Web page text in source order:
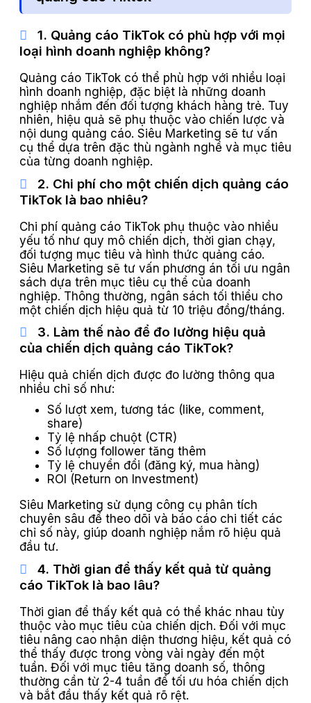
1. Quảng cáo TikTok có phù hợp với mọi
loại hình doanh nghiệp không?
Quảng cáo TikTok có thể phù hợp với nhiều loại
hình doanh nghiệp, đặc biệt là những doanh
nghiệp nhắm đến đối tượng khách hàng trẻ. Tuy
nhiên, hiệu quả sẽ phụ thuộc vào chiến lược và
nội dung quảng cáo. Siêu Marketing sẽ tư vấn
cụ thể dựa trên đặc thù ngành nghề và mục tiêu
của từng doanh nghiệp.
2. Chi phí cho một chiến dịch quảng cáo
TikTok là bao nhiêu?
Chi phí quảng cáo TikTok phụ thuộc vào nhiều
yếu tố như quy mô chiến dịch, thời gian chạy,
đối tượng mục tiêu và hình thức quảng cáo.
Siêu Marketing sẽ tư vấn phương án tối ưu ngân
sách dựa trên mục tiêu cụ thể của doanh
nghiệp. Thông thường, ngân sách tối thiểu cho
một chiến dịch hiệu quả từ 10 triệu đồng/tháng.
3. Làm thế nào để đo lường hiệu quả
của chiến dịch quảng cáo TikTok?
Hiệu quả chiến dịch được đo lường thông qua
nhiều chỉ số như:
Số lượt xem, tương tác (like, comment,
share)
Tỷ lệ nhấp chuột (CTR)
Số lượng follower tăng thêm
Tỷ lệ chuyển đổi (đăng ký, mua hàng)
ROI (Return on Investment)
Siêu Marketing sử dụng công cụ phân tích
chuyên sâu để theo dõi và báo cáo chi tiết các
chỉ số này, giúp doanh nghiệp nắm rõ hiệu quả
đầu tư.
4. Thời gian để thấy kết quả từ quảng
cáo TikTok là bao lâu?
Thời gian để thấy kết quả có thể khác nhau tùy
thuộc vào mục tiêu của chiến dịch. Đối với mục
tiêu nâng cao nhận diện thương hiệu, kết quả có
thể thấy được trong vòng vài ngày đến một
tuần. Đối với mục tiêu tăng doanh số, thông
thường cần từ 2-4 tuần để tối ưu hóa chiến dịch
và bắt đầu thấy kết quả rõ rệt.